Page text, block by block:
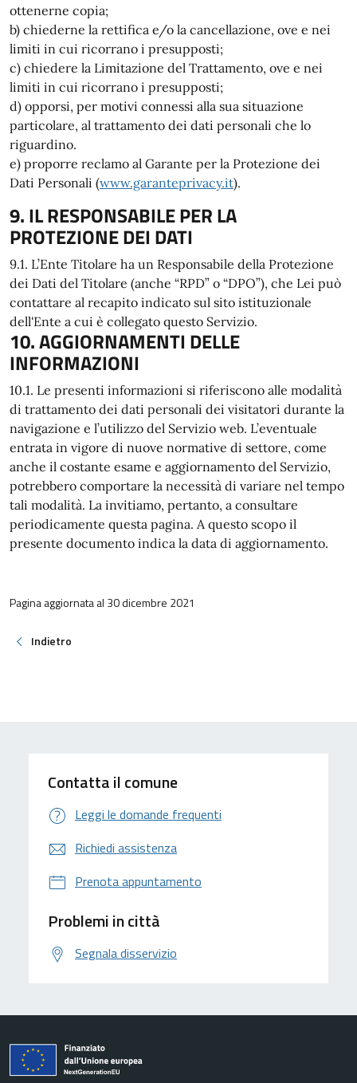
ottenerne copia;
b) chiederne la rettifica e/o la cancellazione, ove e nei
limiti in cui ricorrano i presupposti;
c) chiedere la Limitazione del Trattamento, ove e nei
limiti in cui ricorrano i presupposti;
d) opporsi, per motivi connessi alla sua situazione
particolare, al trattamento dei dati personali che lo
riguardino.
e) proporre reclamo al Garante per la Protezione dei
Dati Personali (www.garanteprivacy.it).
9. IL RESPONSABILE PER LA
PROTEZIONE DEI DATI
9.1. L’Ente Titolare ha un Responsabile della Protezione
dei Dati del Titolare (anche “RPD” o “DPO”), che Lei può
contattare al recapito indicato sul sito istituzionale
dell'Ente a cui è collegato questo Servizio.
10. AGGIORNAMENTI DELLE
INFORMAZIONI
10.1. Le presenti informazioni si riferiscono alle modalità
di trattamento dei dati personali dei visitatori durante la
navigazione e l’utilizzo del Servizio web. L’eventuale
entrata in vigore di nuove normative di settore, come
anche il costante esame e aggiornamento del Servizio,
potrebbero comportare la necessità di variare nel tempo
tali modalità. La invitiamo, pertanto, a consultare
periodicamente questa pagina. A questo scopo il
presente documento indica la data di aggiornamento.
Pagina aggiornata al 30 dicembre 2021
Indietro
Contatta il comune
Leggi le domande frequenti
Richiedi assistenza
Prenota appuntamento
Problemi in città
Segnala disservizio